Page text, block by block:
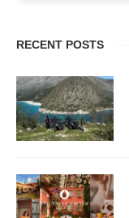
RECENT POSTS